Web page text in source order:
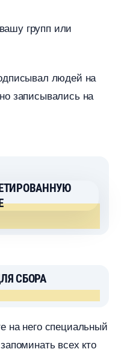
групп или
людей на
записывались на
СБОРА
на него специальный
всех кто